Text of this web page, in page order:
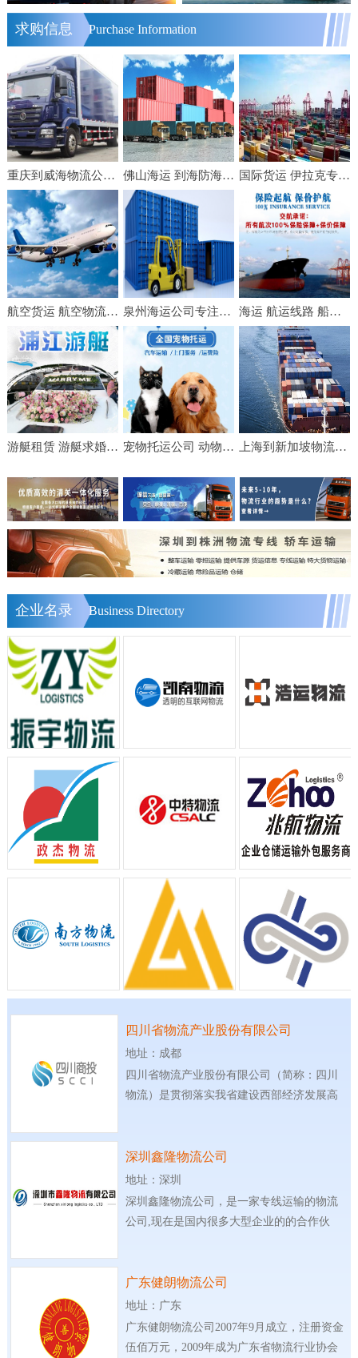
求购信息 Purchase Information
重庆到威海物流公司（2021天天发车/快速直达）[全境直送]重庆至威海物流公司 佛山海运 到海防海运 佛山建翔国际海运 集装箱出口运输 国际货运 伊拉克专线 国际空运FBA头程双清包税到门
航空货运 航空物流 航空快递 空运货物 空运快递 国内空运 泉州海运公司专注内贸集装箱门到门运输业务 海运 航运线路 船运费 船舶运输服务 国内水运公司 交航沿江沿海运输
游艇租赁 游艇求婚 游艇生日宴会 游艇轰趴 出海海钓费用 宠物托运公司 动物运输 邮寄猫咪狗狗 飞机随机 手续代办 上海到新加坡物流【美设】食品家具船舶运输物流公司服务
企业名录 Business Directory
四川省物流产业股份有限公司
地址：成都
四川省物流产业股份有限公司（简称：四川
物流）是贯彻落实我省建设西部经济发展高
深圳鑫隆物流公司
地址：深圳
深圳鑫隆物流公司，是一家专线运输的物流
公司,现在是国内很多大型企业的的合作伙
广东健朗物流公司
地址：广东
广东健朗物流公司2007年9月成立，注册资金
伍佰万元，2009年成为广东省物流行业协会